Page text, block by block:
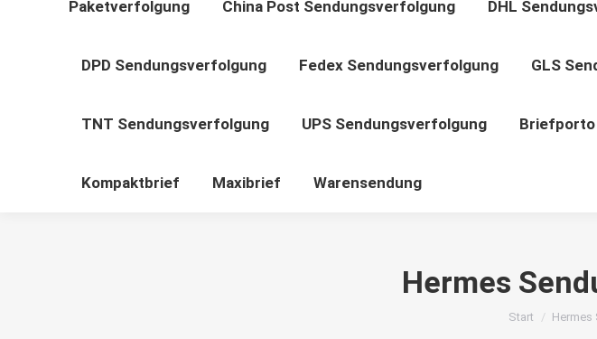
Paketverfolgung China Post Sendungsverfolgung DHL
DPD Sendungsverfolgung Fedex Sendungsverfolgung GLS
TNT Sendungsverfolgung UPS Sendungsverfolgung Briefporto
Kompaktbrief Maxibrief Warensendung
Hermes
Start Hermes